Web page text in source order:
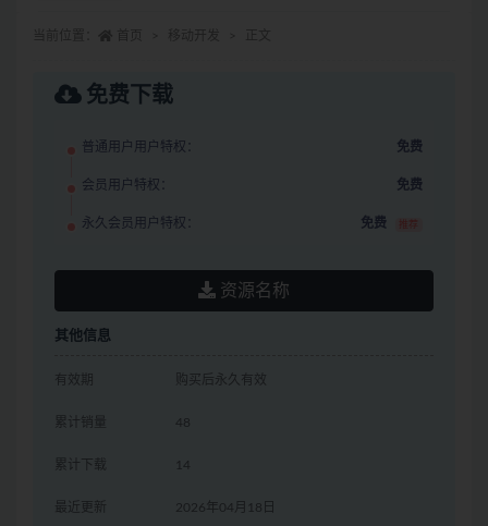
免费下载
普通用户用户特权： 免费
会员用户特权： 免费
永久会员用户特权： 免费 推荐
资源名称
其他信息
有效期 购买后永久有效
累计销量 48
累计下载 14
最近更新 2026年04月18日